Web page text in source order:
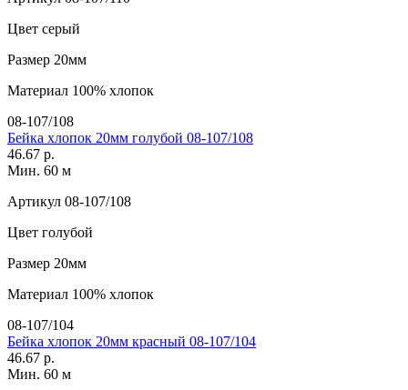
Цвет серый
Размер 20мм
Материал 100% хлопок
08-107/108
Бейка хлопок 20мм голубой 08-107/108
46.67 р.
Мин. 60 м
Артикул 08-107/108
Цвет голубой
Размер 20мм
Материал 100% хлопок
08-107/104
Бейка хлопок 20мм красный 08-107/104
46.67 р.
Мин. 60 м